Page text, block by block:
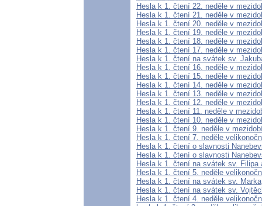
Hesla k 1. čtení 22. neděle v
Hesla k 1. čtení 21. neděle v
Hesla k 1. čtení 20. neděle v
Hesla k 1. čtení 19. neděle v
Hesla k 1. čtení 18. neděle v
Hesla k 1. čtení 17. neděle v
Hesla k 1. čtení na svátek sv.
Hesla k 1. čtení 16. neděle v
Hesla k 1. čtení 15. neděle v
Hesla k 1. čtení 14. neděle v
Hesla k 1. čtení 13. neděle v
Hesla k 1. čtení 12. neděle v
Hesla k 1. čtení 11. neděle v
Hesla k 1. čtení 10. neděle v
Hesla k 1. čtení 9. neděle v
Hesla k 1. čtení 7. neděle
Hesla k 1. čtení o slavnosti
Hesla k 1. čtení o slavnosti
Hesla k 1. čtení na svátek sv. Filipa
Hesla k 1. čtení 5. neděle
Hesla k 1. čtení na svátek sv. Marka
Hesla k 1. čtení na svátek sv.
Hesla k 1. čtení 4. neděle